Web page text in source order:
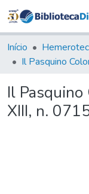
Início
Il Pasquino
Il
XIII, n.